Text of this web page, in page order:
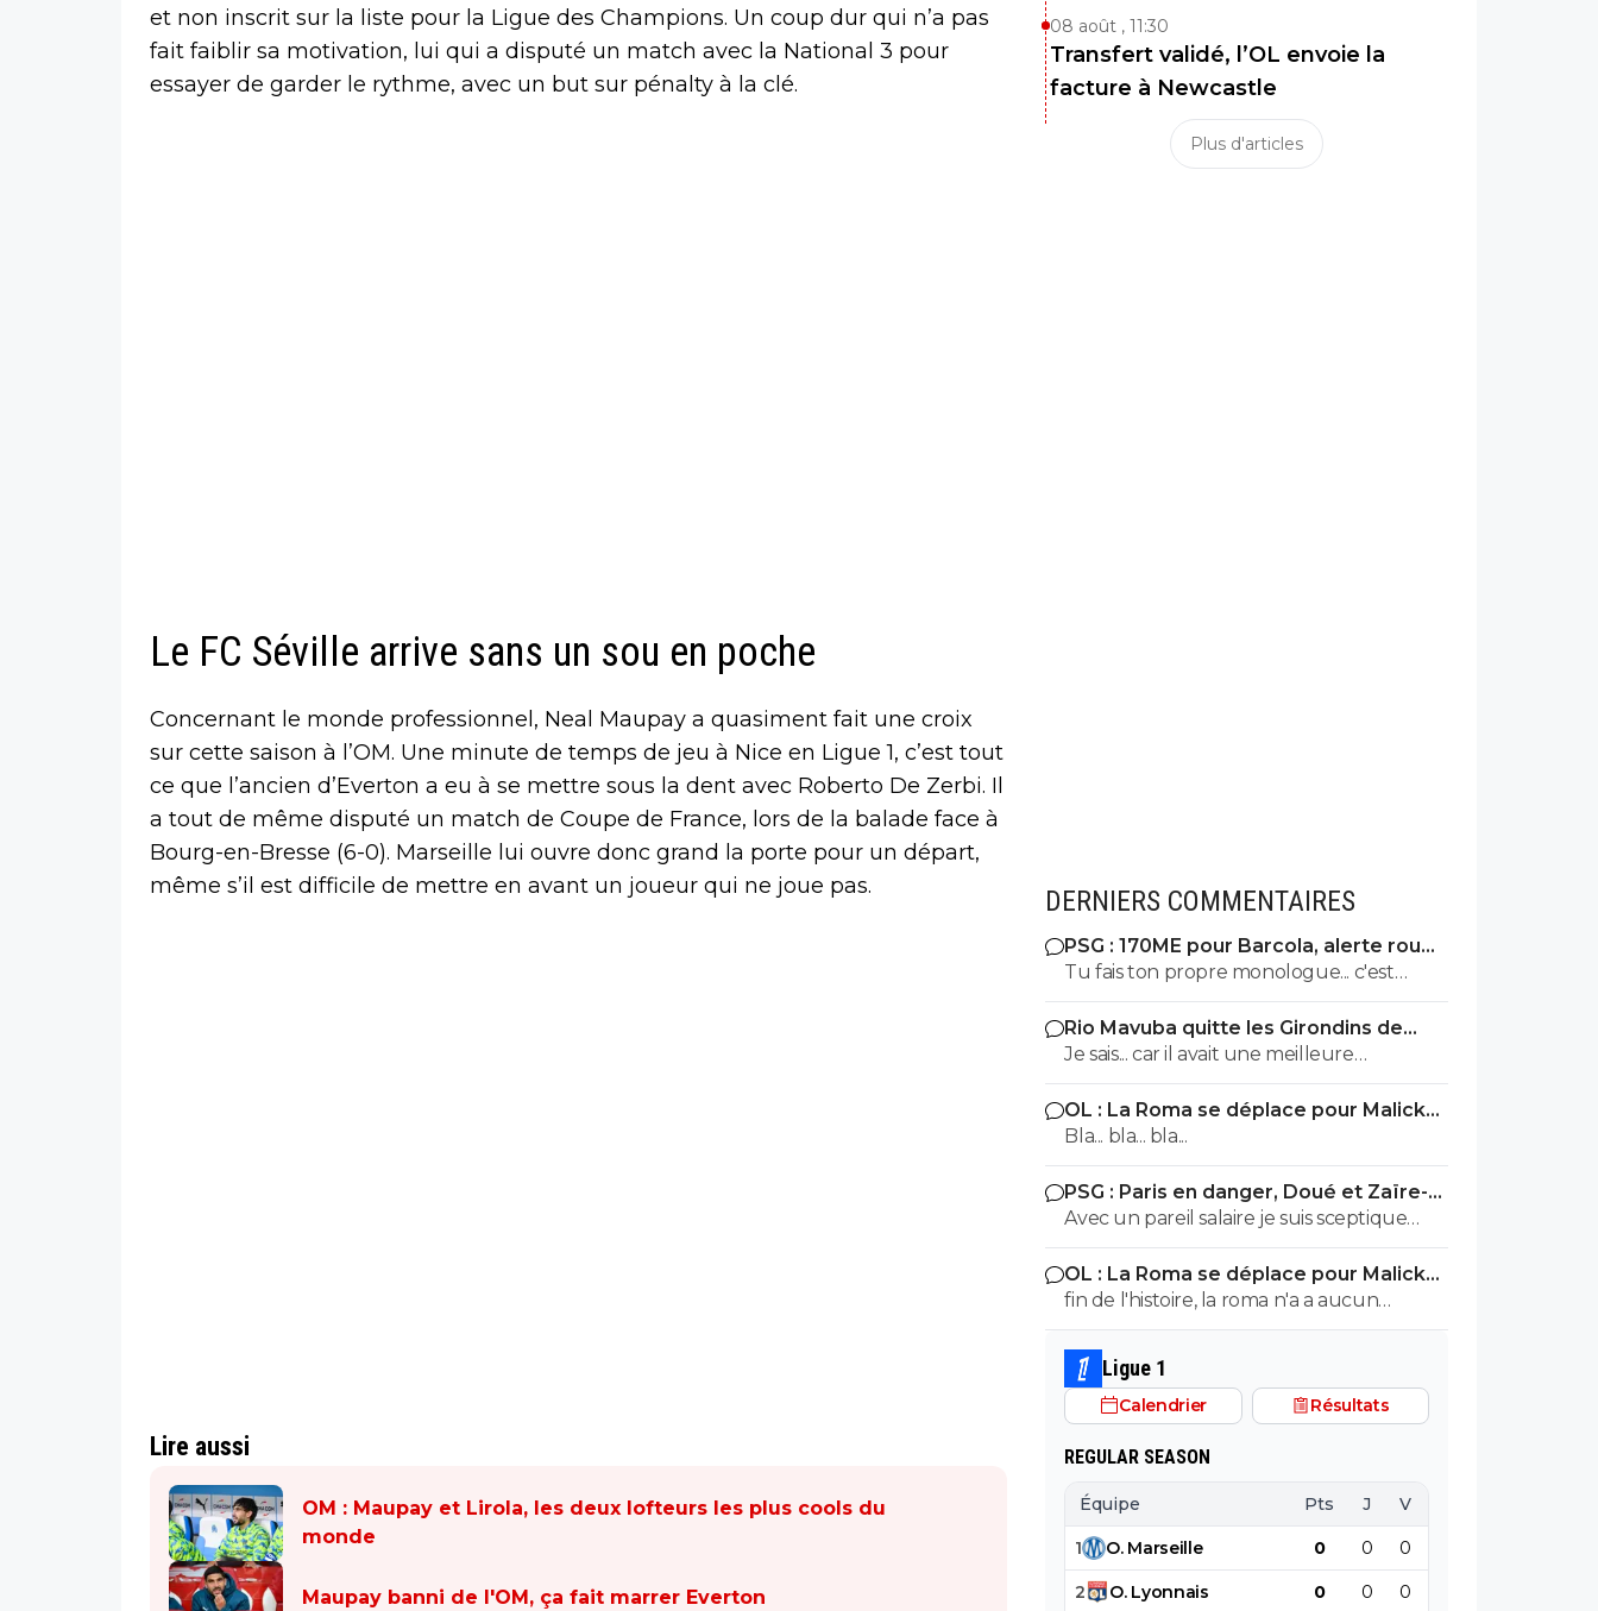
et non inscrit sur la liste pour la Ligue des Champions. Un coup dur qui n’a pas
fait faiblir sa motivation, lui qui a disputé un match avec la National 3 pour
essayer de garder le rythme, avec un but sur pénalty à la clé.
Le FC Séville arrive sans un sou en poche
Concernant le monde professionnel, Neal Maupay a quasiment fait une croix
sur cette saison à l’OM. Une minute de temps de jeu à Nice en Ligue 1, c’est tout
ce que l’ancien d’Everton a eu à se mettre sous la dent avec Roberto De Zerbi. Il
a tout de même disputé un match de Coupe de France, lors de la balade face à
Bourg-en-Bresse (6-0). Marseille lui ouvre donc grand la porte pour un départ,
même s’il est difficile de mettre en avant un joueur qui ne joue pas.
Lire aussi
OM : Maupay et Lirola, les deux lofteurs les plus cools du
monde
Maupay banni de l'OM, ça fait marrer Everton
08 août , 11:30
Transfert validé, l’OL envoie la
facture à Newcastle
Plus d'articles
DERNIERS COMMENTAIRES
PSG : 170ME pour Barcola, alerte rouge
à Liverpool
Tu fais ton propre monologue... c'est
inquiétant non ? Tu devrais consulter un
spécialiste. ^^
Rio Mavuba quitte les Girondins de
Bordeaux
Je sais... car il avait une meilleure
proposition que les Girondins de
Bordeaux. Il était en contact depuis bien
longtemps avec le LOSC. Les Girondins
aurait pu le retenir avec une meilleure
offre. Mais toi... pas comprendre ! ^^
OL : La Roma se déplace pour Malick
Fofana
Bla... bla... bla...
PSG : Paris en danger, Doué et Zaïre-
Emery ont des offres
Avec un pareil salaire je suis sceptique
concernant les clubs qui recruteraient
ZAÏRE,du pipeau..
OL : La Roma se déplace pour Malick
Fofana
fin de l'histoire, la roma n'a a aucun
argent. aucun interet d evoquer cette
piste a part des clics
Ligue 1
Calendrier Résultats
REGULAR SEASON
Équipe Pts J V
1 O. Marseille 0 0 0
2 O. Lyonnais 0 0 0